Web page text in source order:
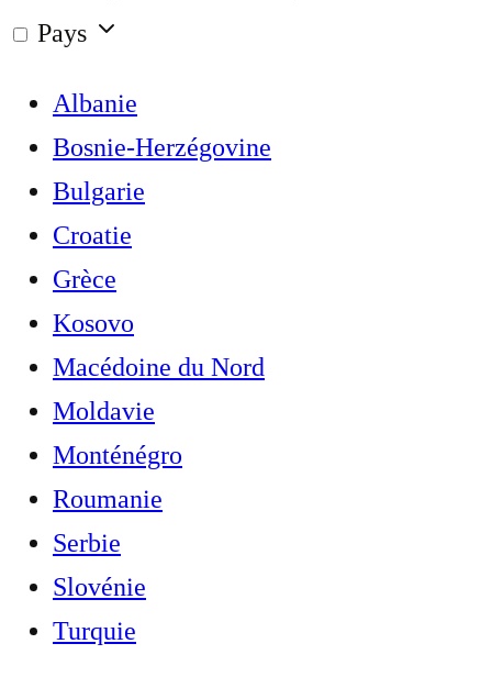
Pays
Albanie
Bosnie-Herzégovine
Bulgarie
Croatie
Grèce
Kosovo
Macédoine du Nord
Moldavie
Monténégro
Roumanie
Serbie
Slovénie
Turquie